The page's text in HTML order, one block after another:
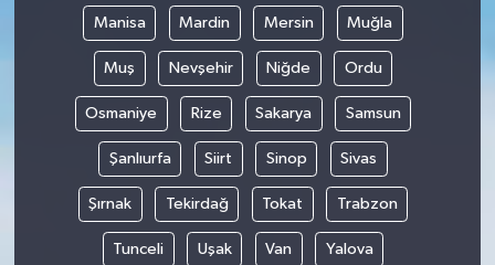
Manisa Mardin Mersin Muğla
Muş Nevşehir Niğde Ordu
Osmaniye Rize Sakarya Samsun
Şanlıurfa Siirt Sinop Sivas
Şırnak Tekirdağ Tokat Trabzon
Tunceli Uşak Van Yalova